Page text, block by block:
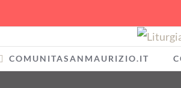
COMUNITASANMAURIZIO.IT